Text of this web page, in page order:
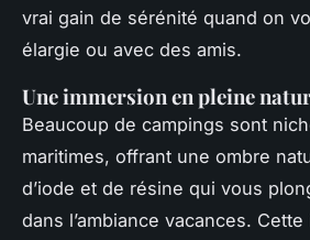
vrai gain de sérénité quand on
élargie ou avec des amis.
Une immersion en pleine
Beaucoup de campings sont
maritimes, offrant une ombre
d’iode et de résine qui vous
dans l’ambiance vacances.